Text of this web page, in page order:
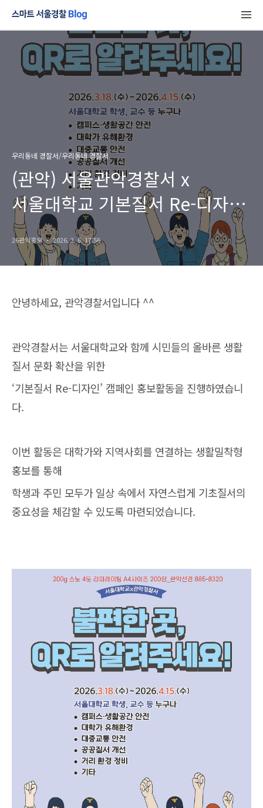
우리동네 경찰서/우리동네 경찰서
(관악) 서울관악경찰서 x
서울대학교 기본질서 Re-디자인
홍보
26관악홍보 2026. 3. 6. 17:56
안녕하세요, 관악경찰서입니다 ^^
관악경찰서는 서울대학교와 함께 시민들의 올바른 생활
질서 문화 확산을 위한
‘기본질서 Re-디자인’ 캠페인 홍보활동을 진행하였습니
다.
이번 활동은 대학가와 지역사회를 연결하는 생활밀착형
홍보를 통해
학생과 주민 모두가 일상 속에서 자연스럽게 기초질서의
중요성을 체감할 수 있도록 마련되었습니다.